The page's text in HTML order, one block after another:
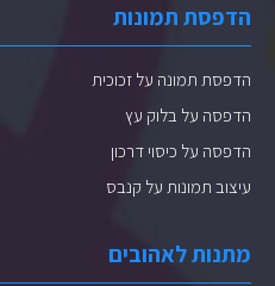
הדפסת תמונות
הדפסת תמונה על זכוכית
הדפסה על בלוק עץ
הדפסה על כיסוי דרכון
עיצוב תמונות על קנבס
מתנות לאהובים